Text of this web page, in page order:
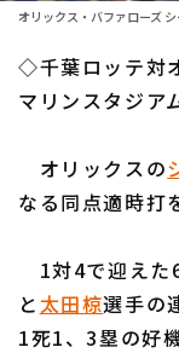
ファーム西地
選手名鑑トッ
北海道
東北楽
埼玉西
オリッ
福岡ソ
ニュース
設定
オリックス・バファローズ
◇千葉ロッテ対
マリンスタジア
オリックスの
なる同点適時打
1対4で迎えた
と太田椋選手の
1死1、3塁の好